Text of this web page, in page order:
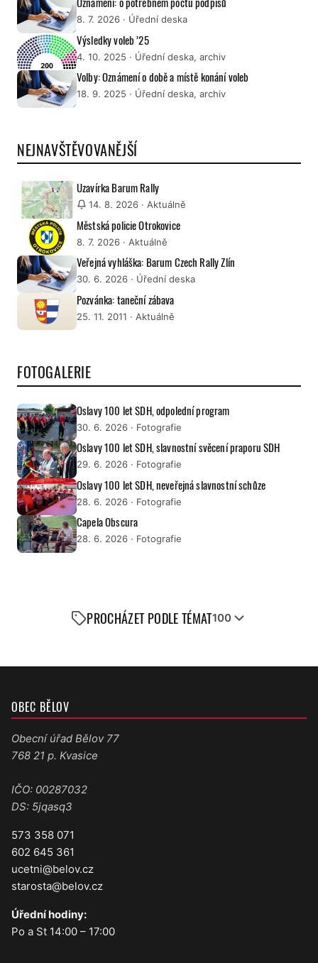
8. 7. 2026 · Úřední deska
Výsledky voleb ’25
4. 10. 2025 · Úřední deska, archiv
Volby: Oznámení o době a místě konání voleb
18. 9. 2025 · Úřední deska, archiv
NEJNAVŠTĚVOVANĚJŠÍ
Uzavírka Barum Rally
14. 8. 2026 · Aktuálně
Městská policie Otrokovice
8. 7. 2026 · Aktuálně
Veřejná vyhláška: Barum Czech Rally Zlín
30. 6. 2026 · Úřední deska
Pozvánka: taneční zábava
25. 11. 2011 · Aktuálně
FOTOGALERIE
Oslavy 100 let SDH, odpolední program
30. 6. 2026 · Fotografie
Oslavy 100 let SDH, slavnostní svěcení praporu SDH
29. 6. 2026 · Fotografie
Oslavy 100 let SDH, neveřejná slavnostní schůze
28. 6. 2026 · Fotografie
Capela Obscura
28. 6. 2026 · Fotografie
PROCHÁZET PODLE TÉMAT100
OBEC BĚLOV
Obecní úřad Bělov 77
768 21 p. Kvasice
IČO: 00287032
DS: 5jqasq3
573 358 071
602 645 361
ucetni@belov.cz
starosta@belov.cz
Úřední hodiny:
Po a St 14:00 – 17:00